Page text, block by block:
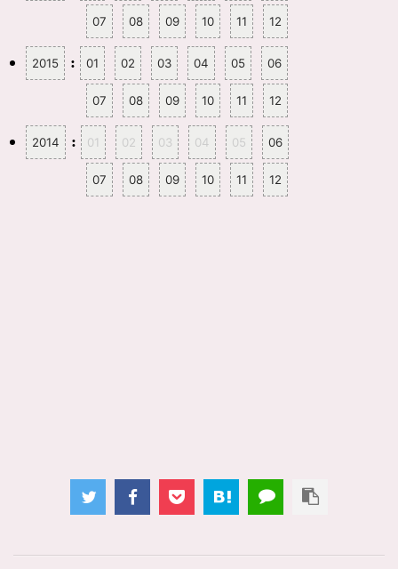
07 08 09 10 11 12
2015 : 01 02 03 04 05 06
07 08 09 10 11 12
2014 : 01 02 03 04 05 06
07 08 09 10 11 12